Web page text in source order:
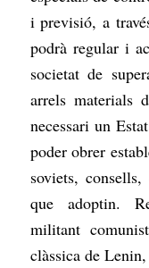
i previsió, a
podrà regular i
societat de
arrels materials
necessari un
poder obrer
soviets,
que adoptin.
militant
clàssica de Lenin,